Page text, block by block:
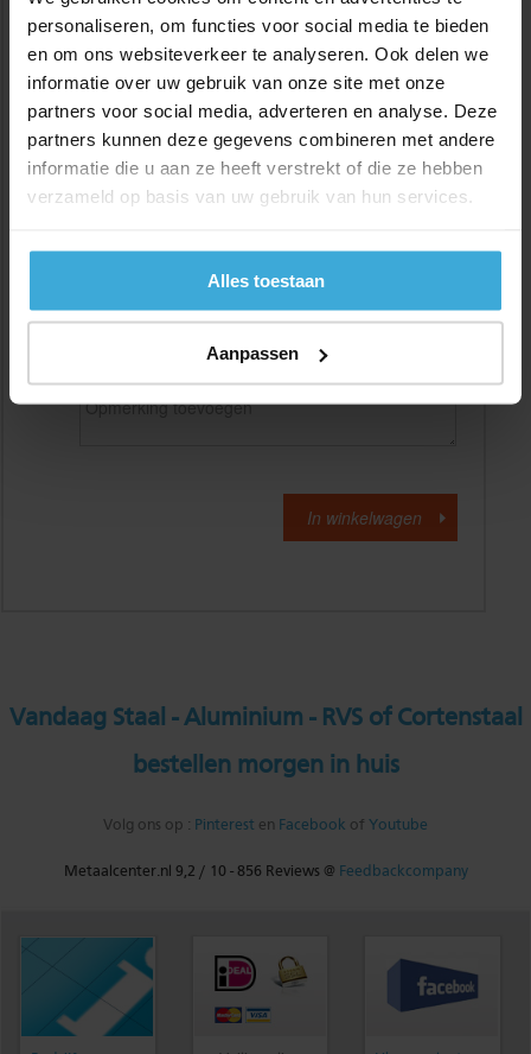
personaliseren, om functies voor social media te bieden
en om ons websiteverkeer te analyseren. Ook delen we
informatie over uw gebruik van onze site met onze
partners voor social media, adverteren en analyse. Deze
partners kunnen deze gegevens combineren met andere
informatie die u aan ze heeft verstrekt of die ze hebben
verzameld op basis van uw gebruik van hun services.
Alles toestaan
Aanpassen
Gewenste
lengtemaat in
(max. 2000 mm)
+/- 2 mm lengtetolerantie
Materiaalkosten
Alle bedragen zijn excl. 21% BTW
Vandaag Staal - Aluminium - RVS of Cortenstaal
bestellen morgen in huis
Volg ons op : Pinterest en Facebook of Youtube
Metaalcenter.nl 9,2 / 10 -856 Reviews @ Feedbackcompany